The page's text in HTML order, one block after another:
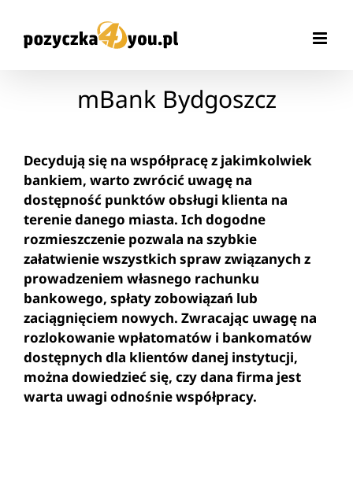
zawartości
mBank Bydgoszcz
Decydują się na współpracę z jakimkolwiek
bankiem, warto zwrócić uwagę na
dostępność punktów obsługi klienta na
terenie danego miasta. Ich dogodne
rozmieszczenie pozwala na szybkie
załatwienie wszystkich spraw związanych z
prowadzeniem własnego rachunku
bankowego, spłaty zobowiązań lub
zaciągnięciem nowych. Zwracając uwagę na
rozlokowanie wpłatomatów i bankomatów
dostępnych dla klientów danej instytucji,
można dowiedzieć się, czy dana firma jest
warta uwagi odnośnie współpracy.